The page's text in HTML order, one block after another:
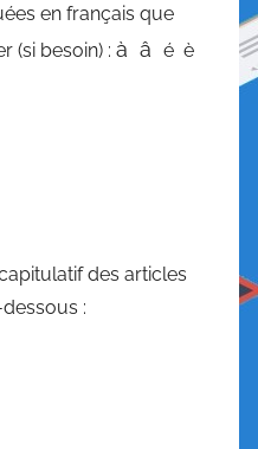
en français que
(si besoin) : à â é è
des articles
: